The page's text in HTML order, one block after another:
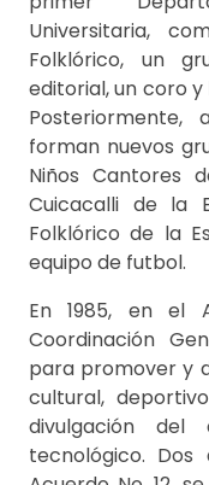
Universitaria,
Folklórico, un
editorial, un coro y
forman nuevos
Niños Cantores
Cuicacalli de la
Folklórico de la
equipo de futbol.
En 1985, en el
Coordinación
para promover y
cultural,
divulgación del
tecnológico. Dos